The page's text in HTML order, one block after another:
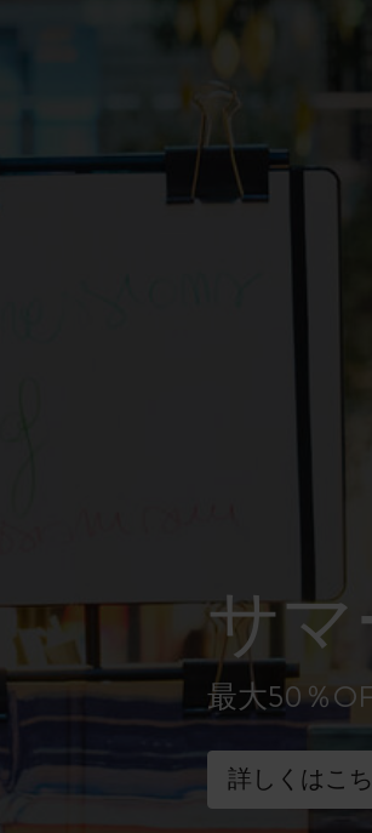
スパイアされたコレクショ
定コレクション
× モレスキン
ッターの呪文コレクションサ
最大50％
詳しくはこ